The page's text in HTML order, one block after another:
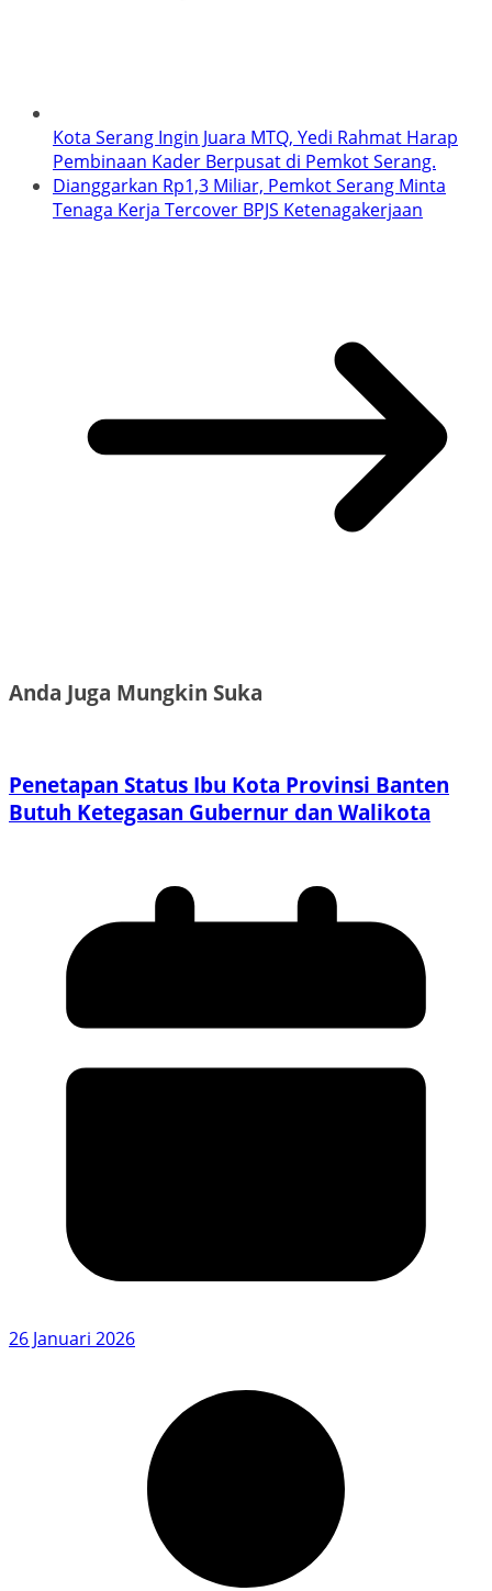
Kota Serang Ingin Juara MTQ, Yedi Rahmat Harap
Pembinaan Kader Berpusat di Pemkot Serang.
Dianggarkan Rp1,3 Miliar, Pemkot Serang Minta
Tenaga Kerja Tercover BPJS Ketenagakerjaan
Anda Juga Mungkin Suka
Penetapan Status Ibu Kota Provinsi Banten
Butuh Ketegasan Gubernur dan Walikota
26 Januari 2026